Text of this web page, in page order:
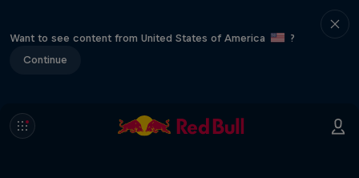
Want to see content from United States of America
?
Continue